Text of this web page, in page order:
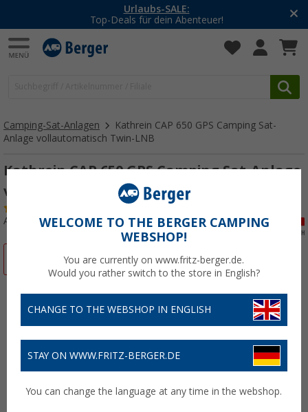
-20% auf Kleidung und Schuhe
Mit dem Aktionscode20SSV
Camping-Sat-Anlagen
Kathrein CAP 650 GPS Camping Sat-
Anlage vollautomatisch Twin-LNB
Kathrein CAP 650 GPS Camping Sat-Anlage
vollautomatisch Twin-LNB
Art.-Nr.: 272010WELCOME TO THE BERGER CAMPING
WEBSHOP!
You are currently on www.fritz-berger.de.
Would you rather switch to the store in English?
CHANGE TO THE WEBSHOP IN ENGLISH
STAY ON WWW.FRITZ-BERGER.DE
You can change the language at any time in the webshop.